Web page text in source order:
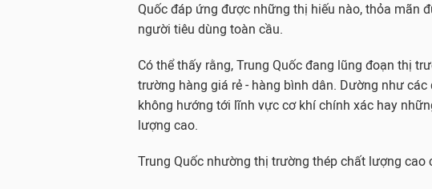
Quốc đáp ứng được những thị hiếu nào, thỏa mãn
người tiêu dùng toàn cầu.
Có thể thấy rằng, Trung Quốc đang lũng đoạn thị
trường hàng giá rẻ - hàng bình dân. Dường như
không hướng tới lĩnh vực cơ khí chính xác hay
lượng cao.
Trung Quốc nhường thị trường thép chất lượng cao